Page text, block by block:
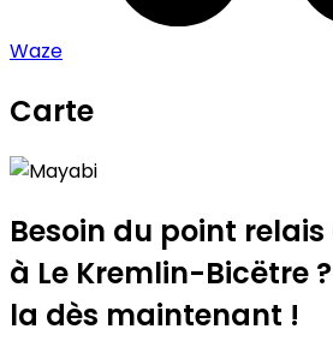
Waze
Carte
+
−
Besoin du point relais
à Le Kremlin-Bicëtre
la dès maintenant !